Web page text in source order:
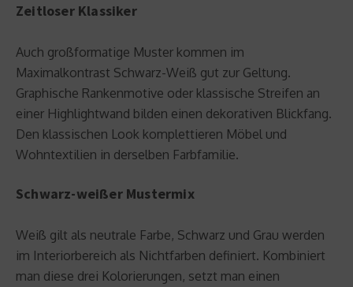
Zeitloser Klassiker
Auch großformatige Muster kommen im
Maximalkontrast Schwarz-Weiß gut zur Geltung.
Graphische Rankenmotive oder klassische Streifen an
einer Highlightwand bilden einen dekorativen Blickfang.
Den klassischen Look komplettieren Möbel und
Wohntextilien in derselben Farbfamilie.
Schwarz-weißer Mustermix
Weiß gilt als neutrale Farbe, Schwarz und Grau werden
im Interiorbereich als Nichtfarben definiert. Kombiniert
man diese drei Kolorierungen, setzt man einen